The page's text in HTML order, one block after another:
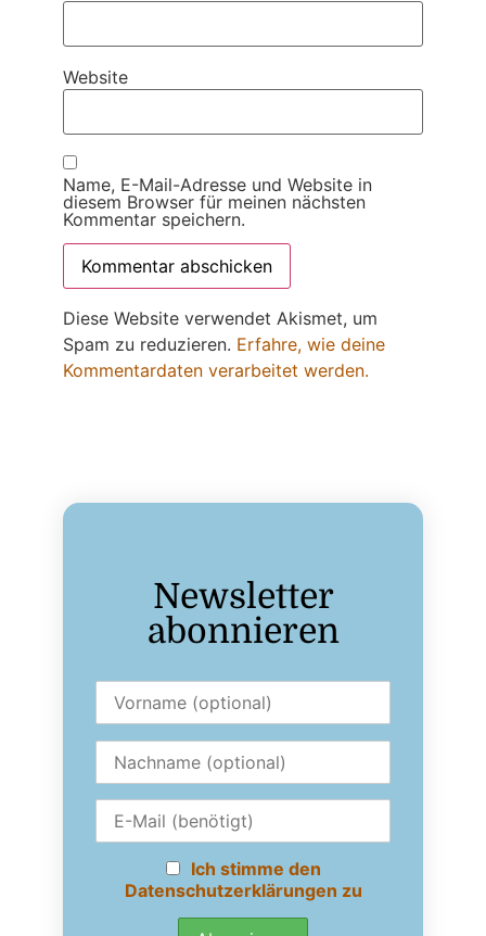
Website
Name, E-Mail-Adresse und Website in
diesem Browser für meinen nächsten
Kommentar speichern.
Diese Website verwendet Akismet, um
Spam zu reduzieren. Erfahre, wie deine
Kommentardaten verarbeitet werden.
Newsletter
abonnieren
Ich stimme den
Datenschutzerklärungen zu